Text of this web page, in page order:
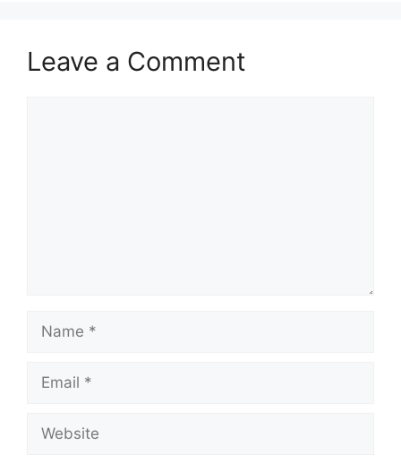
Leave a Comment